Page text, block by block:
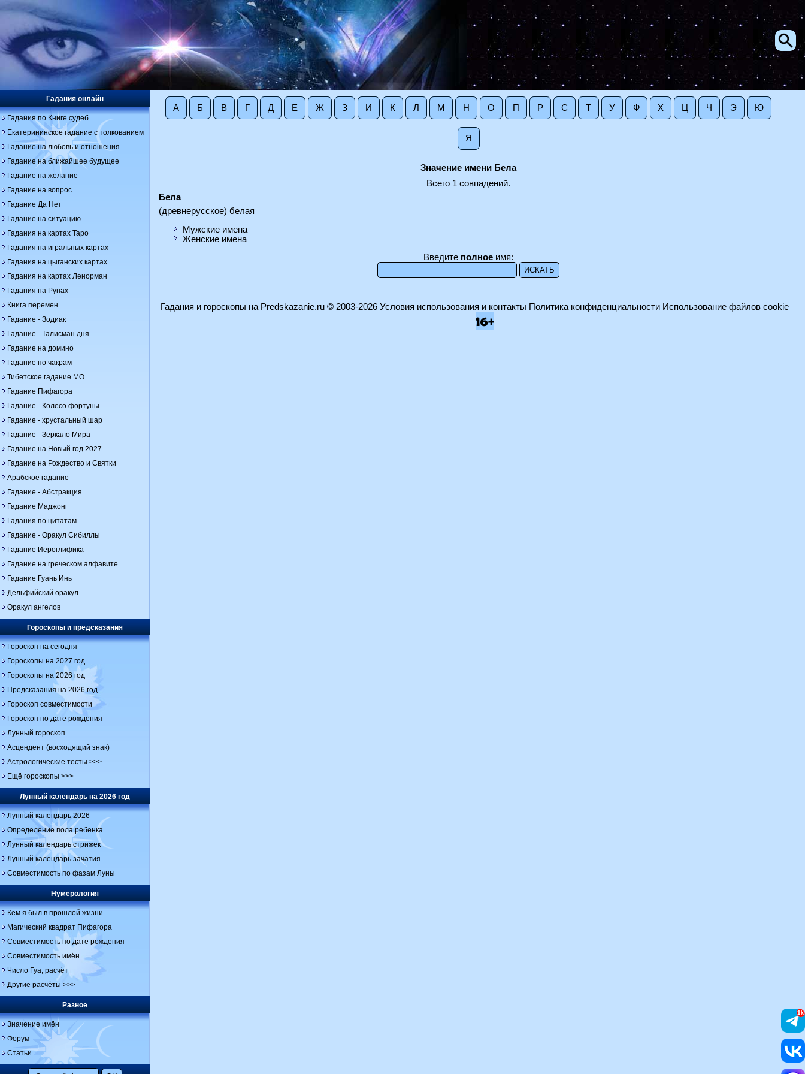
А Б В Г Д Е Ж З И К Л М Н О П Р С Т У Ф Х Ц Ч Э Ю
Я
Значение имени Бела
Всего 1 совпадений.
Бела
(древнерусское) белая
Мужские имена
Женские имена
Введите полное имя:
Гадания онлайн
Гадания по Книге судеб
Екатерининское гадание с толкованием
Гадание на любовь и отношения
Гадание на ближайшее будущее
Гадание на желание
Гадание на вопрос
Гадание Да Нет
Гадание на ситуацию
Гадания на картах Таро
Гадания на игральных картах
Гадания на цыганских картах
Гадания на картах Ленорман
Гадания на Рунах
Книга перемен
Гадание - Зодиак
Гадание - Талисман дня
Гадание на домино
Гадание по чакрам
Тибетское гадание МО
Гадание Пифагора
Гадание - Колесо фортуны
Гадание - хрустальный шар
Гадание - Зеркало Мира
Гадание на Новый год 2027
Гадание на Рождество и Святки
Арабское гадание
Гадание - Абстракция
Гадание Маджонг
Гадания по цитатам
Гадание - Оракул Сибиллы
Гадание Иероглифика
Гадание на греческом алфавите
Гадание Гуань Инь
Дельфийский оракул
Оракул ангелов
Гороскопы и предсказания
Гороскоп на сегодня
Гороскопы на 2027 год
Гороскопы на 2026 год
Предсказания на 2026 год
Гороскоп совместимости
Гороскоп по дате рождения
Лунный гороскоп
Асцендент (восходящий знак)
Астрологические тесты >>>
Ещё гороскопы >>>
Лунный календарь на 2026 год
Лунный календарь 2026
Определение пола ребенка
Лунный календарь стрижек
Лунный календарь зачатия
Совместимость по фазам Луны
Нумерология
Кем я был в прошлой жизни
Магический квадрат Пифагора
Совместимость по дате рождения
Совместимость имён
Число Гуа, расчёт
Другие расчёты >>>
Разное
Значение имён
Форум
Статьи
Гадания и гороскопы на Predskazanie.ru© 2003-2026 Условия использования и контакты Политика конфиденциальности Использование файлов cookie